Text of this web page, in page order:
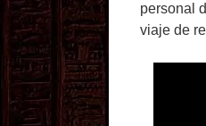
personal
viaje de